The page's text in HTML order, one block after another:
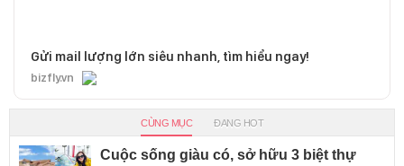
Gửi mail lượng lớn siêu nhanh, tìm hiểu ngay!
bizfly.vn
CÙNG MỤC ĐANG HOT
Cuộc sống giàu có, sở hữu 3 biệt thự